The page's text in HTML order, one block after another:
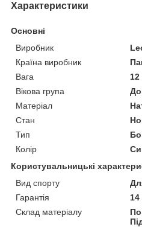
Характеристики
Основні
Виробник
Країна виробник
Вага
12
Вікова група
Матеріал
Стан
Тип
Колір
Користувальницькі
Вид спорту
Гарантія
14
Склад матеріалу